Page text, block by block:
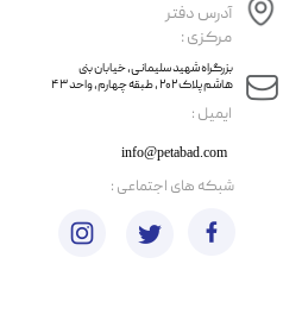
​ایمیل :
آدرس دفتر
مرکزی :
info@petabad.com
​​بزرگراه شهید سلیمانی، خیابان بنی
هاشم پلاک ۲۰۲ ، طبقه چهارم، واحد ۴۳
​شبکه های اجتماعی :